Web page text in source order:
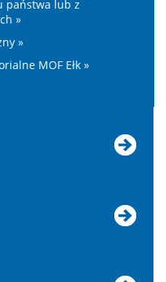
państwa lub z
»
»
MOF Ełk »